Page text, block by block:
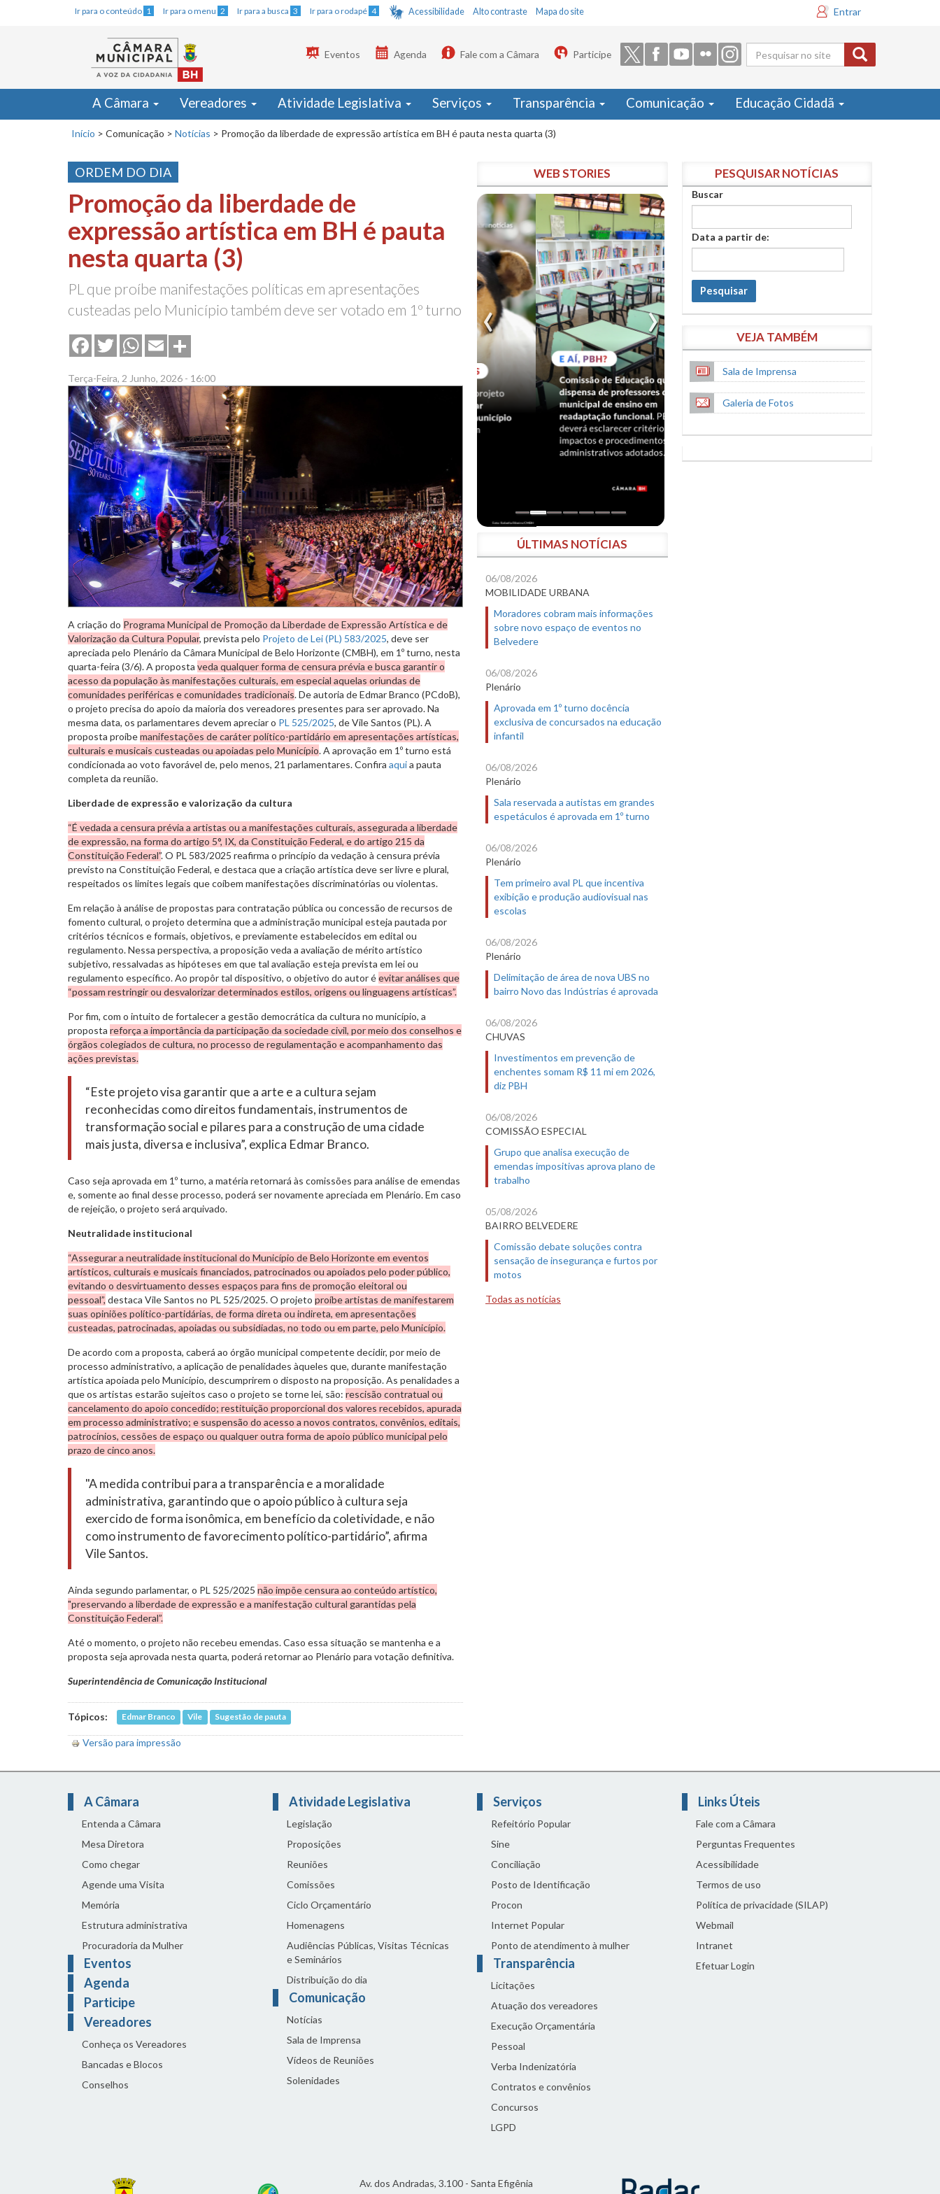
Ir para o conteúdo 1 Ir para o menu 2 Ir para a busca 3 Ir para o rodapé 4 Acessibilidade Alto contraste Mapa do site Entrar
Formulário
de busca
Eventos Agenda Fale com a Câmara Participe
A Câmara Vereadores Atividade Legislativa Serviços Transparência Comunicação Educação Cidadã
Início > Comunicação > Notícias > Promoção da liberdade de expressão artística em BH é pauta nesta quarta (3)
ORDEM DO DIA
Promoção da liberdade de
expressão artística em BH é pauta
nesta quarta (3)
PL que proíbe manifestações políticas em apresentações
custeadas pelo Município também deve ser votado em 1º turno
FacebookTwitterWhatsApp
Email
Terça-Feira, 2 Junho, 2026 - 16:00
A criação do Programa Municipal de Promoção da Liberdade de Expressão Artística e de
Valorização da Cultura Popular, prevista pelo Projeto de Lei (PL) 583/2025, deve ser
apreciada pelo Plenário da Câmara Municipal de Belo Horizonte (CMBH), em 1º turno, nesta
quarta-feira (3/6). A proposta veda qualquer forma de censura prévia e busca garantir o
acesso da população às manifestações culturais, em especial aquelas oriundas de
comunidades periféricas e comunidades tradicionais. De autoria de Edmar Branco (PCdoB),
o projeto precisa do apoio da maioria dos vereadores presentes para ser aprovado. Na
mesma data, os parlamentares devem apreciar o PL 525/2025, de Vile Santos (PL). A
proposta proíbemanifestações de caráter político-partidário em apresentações artísticas,
culturais e musicais custeadas ou apoiadas pelo Município. A aprovação em 1º turno está
condicionada ao voto favorável de, pelo menos, 21 parlamentares. Confira aquia pauta
completa da reunião.
Liberdade de expressão e valorização da cultura
“É vedada a censura prévia a artistas ou a manifestações culturais, assegurada a liberdade
de expressão, na forma do artigo 5°, IX, da Constituição Federal, e do artigo 215 da
Constituição Federal”. O PL 583/2025 reafirma o princípio da vedação à censura prévia
previsto na Constituição Federal, e destaca que a criação artística deve ser livre e plural,
respeitados os limites legais que coíbem manifestações discriminatórias ou violentas.
Em relação à análise de propostas para contratação pública ou concessão de recursos de
fomento cultural, o projeto determina que a administração municipal esteja pautada por
critérios técnicos e formais, objetivos, e previamente estabelecidos em edital ou
regulamento. Nessa perspectiva, a proposição veda a avaliação de mérito artístico
subjetivo, ressalvadas as hipóteses em que tal avaliação esteja prevista em lei ou
regulamento específico. Ao propôr tal dispositivo, o objetivo do autor éevitar análises que
“possam restringir ou desvalorizar determinados estilos, origens ou linguagens artísticas”.
Por fim, com o intuito de fortalecer a gestão democrática da cultura no município, a
proposta reforça a importância da participação da sociedade civil, por meio dos conselhos e
órgãos colegiados de cultura, no processo de regulamentação e acompanhamento das
ações previstas.
“Este projeto visa garantir que a arte e a cultura sejam
reconhecidas como direitos fundamentais, instrumentos de
transformação social e pilares para a construção de uma cidade
mais justa, diversa e inclusiva”, explica Edmar Branco.
Caso seja aprovada em 1º turno, a matéria retornará às comissões para análise de emendas
e, somente ao final desse processo, poderá ser novamente apreciada em Plenário. Em caso
de rejeição, o projeto será arquivado.
Neutralidade institucional
“Assegurar a neutralidade institucional do Município de Belo Horizonte em eventos
artísticos, culturais e musicais financiados, patrocinados ou apoiados pelo poder público,
evitando o desvirtuamento desses espaços para fins de promoção eleitoral ou
pessoal”, destaca Vile Santos no PL 525/2025. O projeto proíbe artistas de manifestarem
suas opiniões político-partidárias, de forma direta ou indireta, em apresentações
custeadas, patrocinadas, apoiadas ou subsidiadas, no todo ou em parte, pelo Município.
De acordo com a proposta, caberá ao órgão municipal competente decidir, por meio de
processo administrativo, a aplicação de penalidades àqueles que, durante manifestação
artística apoiada pelo Município, descumprirem o disposto na proposição. As penalidades a
que os artistas estarão sujeitos caso o projeto se torne lei, são: rescisão contratual ou
cancelamento do apoio concedido; restituição proporcional dos valores recebidos, apurada
em processo administrativo; e suspensão do acesso a novos contratos, convênios, editais,
patrocínios, cessões de espaço ou qualquer outra forma de apoio público municipal pelo
prazo de cinco anos.
"A medida contribui para a transparência e a moralidade
administrativa, garantindo que o apoio público à cultura seja
exercido de forma isonômica, em benefício da coletividade, e não
como instrumento de favorecimento político-partidário”, afirma
Vile Santos.
Ainda segundo parlamentar, o PL 525/2025 não impõe censura ao conteúdo artístico,
"preservando a liberdade de expressão e a manifestação cultural garantidas pela
Constituição Federal”.
Até o momento, o projeto não recebeu emendas. Caso essa situação se mantenha e a
proposta seja aprovada nesta quarta, poderá retornar ao Plenário para votação definitiva.
Superintendência de Comunicação Institucional
Tópicos: Edmar Branco Vile Sugestão de pauta
Versão para impressão
WEB STORIES
ÚLTIMAS NOTÍCIAS
06/08/2026
MOBILIDADE URBANA
Moradores cobram mais informações
sobre novo espaço de eventos no
Belvedere
06/08/2026
Plenário
Aprovada em 1º turno docência
exclusiva de concursados na educação
infantil
06/08/2026
Plenário
Sala reservada a autistas em grandes
espetáculos é aprovada em 1º turno
06/08/2026
Plenário
Tem primeiro aval PL que incentiva
exibição e produção audiovisual nas
escolas
06/08/2026
Plenário
Delimitação de área de nova UBS no
bairro Novo das Indústrias é aprovada
06/08/2026
CHUVAS
Investimentos em prevenção de
enchentes somam R$ 11 mi em 2026,
diz PBH
06/08/2026
COMISSÃO ESPECIAL
Grupo que analisa execução de
emendas impositivas aprova plano de
trabalho
05/08/2026
BAIRRO BELVEDERE
Comissão debate soluções contra
sensação de insegurança e furtos por
motos
Todas as notícias
PESQUISAR NOTÍCIAS
Buscar
Data a partir de:
Pesquisar
VEJA TAMBÉM
Sala de Imprensa
Galeria de Fotos
A Câmara
Entenda a Câmara
Mesa Diretora
Como chegar
Agende uma Visita
Memória
Estrutura administrativa
Procuradoria da Mulher
Eventos
Agenda
Participe
Vereadores
Conheça os Vereadores
Bancadas e Blocos
Conselhos
Atividade Legislativa
Legislação
Proposições
Reuniões
Comissões
Ciclo Orçamentário
Homenagens
Audiências Públicas, Visitas Técnicas
e Seminários
Distribuição do dia
Comunicação
Notícias
Sala de Imprensa
Vídeos de Reuniões
Solenidades
Serviços
Refeitório Popular
Sine
Conciliação
Posto de Identificação
Procon
Internet Popular
Ponto de atendimento à mulher
Transparência
Licitações
Atuação dos vereadores
Execução Orçamentária
Pessoal
Verba Indenizatória
Contratos e convênios
Concursos
LGPD
Links Úteis
Fale com a Câmara
Perguntas Frequentes
Acessibilidade
Termos de uso
Política de privacidade (SILAP)
Webmail
Intranet
Efetuar Login
Av. dos Andradas, 3.100 - Santa Efigênia